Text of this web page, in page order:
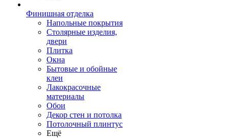
Финишная отделка
Напольные покрытия
Столярные изделия,
двери
Плитка
Окна
Бытовые и обойные
клеи
Лакокрасочные
материалы
Обои
Декор стен и потолка
Потолочный плинтус
Ещё